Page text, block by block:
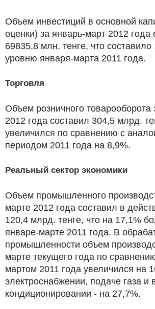
Объем инвестиций в основной
оценки) за январь-март 2012 года
69835,8 млн. тенге, что составило
уровню января-марта 2011 года.
Торговля
Объем розничного товарооборота
2012 года составил 304,5 млрд.
увеличился по сравнению с
периодом 2011 года на 8,9%.
Реальный сектор экономики
Объем промышленного
марте 2012 года составил в
120,4 млрд. тенге, что на 17,1%
январе-марте 2011 года. В
промышленности объем
марте текущего года по
мартом 2011 года увеличился на
электроснабжении, подаче газа и
кондиционировании - на 27,7%.